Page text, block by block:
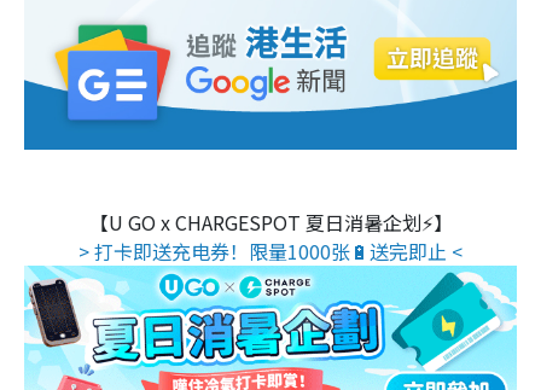
【U GO x CHARGESPOT 夏日消暑企划⚡】
> 打卡即送充电券！限量1000张🔋送完即止 <